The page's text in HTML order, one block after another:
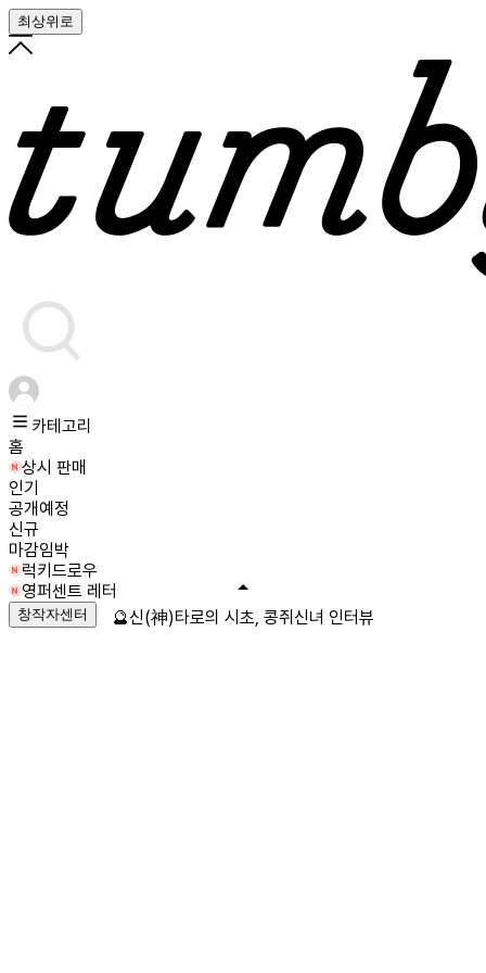
최상위로
카테고리
홈
상시 판매
인기
공개예정
신규
마감임박
럭키드로우
영퍼센트 레터
창작자센터 🔮신(神)타로의 시초, 콩쥐신녀 인터뷰